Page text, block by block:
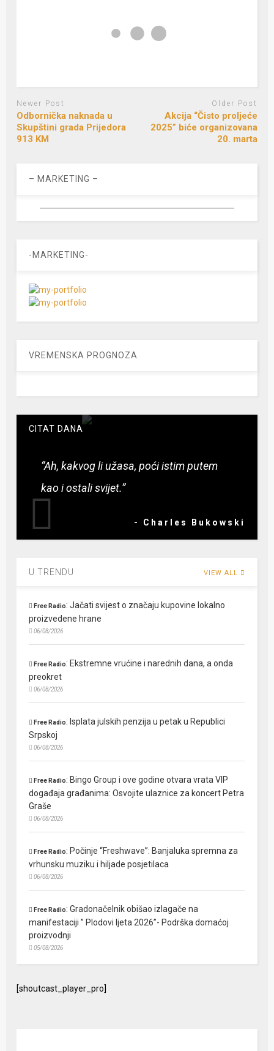
Newer Post
Odbornička naknada u
Skupštini grada Prijedora
913 KM
Older Post
Akcija “Čisto proljeće
2025” biće organizovana
20. marta
– MARKETING –
-MARKETING-
VREMENSKA PROGNOZA
CITAT DANA
“Ah, kakvog li užasa, poći istim putem
kao i ostali svijet.”
- Charles Bukowski
U TRENDU VIEW ALL
Free Radio:Jačati svijest o značaju kupovine lokalno
proizvedene hrane
06/08/2026
Free Radio: Ekstremne vrućine i narednih dana, a onda
preokret
06/08/2026
Free Radio: Isplata julskih penzija u petak u Republici
Srpskoj
06/08/2026
Free Radio: Bingo Group i ove godine otvara vrata VIP
događaja građanima: Osvojite ulaznice za koncert Petra
Graše
06/08/2026
Free Radio: Počinje “Freshwave”: Banjaluka spremna za
vrhunsku muziku i hiljade posjetilaca
06/08/2026
Free Radio:Gradonačelnik obišao izlagače na
manifestaciji ” Plodovi ljeta 2026”- Podrška domaćoj
proizvodnji
05/08/2026
[shoutcast_player_pro]